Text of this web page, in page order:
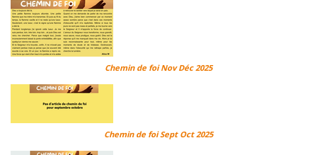
Chemin de foi Nov Déc 2025
Chemin de foi Sept Oct 2025